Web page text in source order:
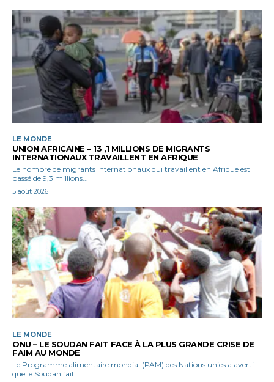
LE MONDE
UNION AFRICAINE – 13 ,1 MILLIONS DE MIGRANTS
INTERNATIONAUX TRAVAILLENT EN AFRIQUE
Le nombre de migrants internationaux qui travaillent en Afrique est
passé de 9,3 millions...
5 août 2026
LE MONDE
ONU – LE SOUDAN FAIT FACE À LA PLUS GRANDE CRISE DE
FAIM AU MONDE
Le Programme alimentaire mondial (PAM) des Nations unies a averti
que le Soudan fait...